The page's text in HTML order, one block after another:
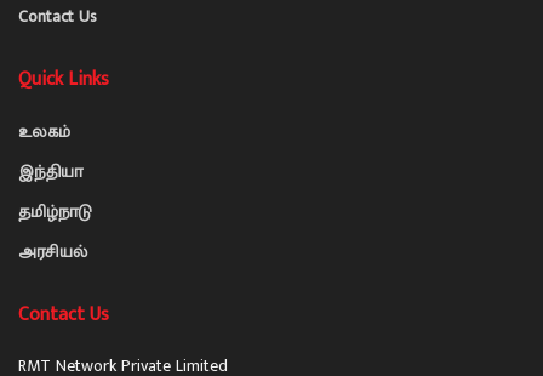
Contact Us
Quick Links
உலகம்
இந்தியா
தமிழ்நாடு
அரசியல்
Contact Us
RMT Network Private Limited